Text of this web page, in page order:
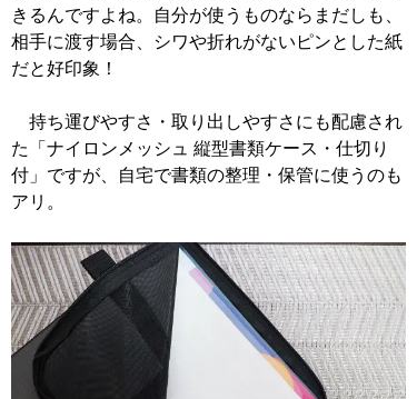
きるんですよね。自分が使うものならまだしも、
相手に渡す場合、シワや折れがないピンとした紙
だと好印象！
持ち運びやすさ・取り出しやすさにも配慮され
た「ナイロンメッシュ 縦型書類ケース・仕切り
付」ですが、自宅で書類の整理・保管に使うのも
アリ。